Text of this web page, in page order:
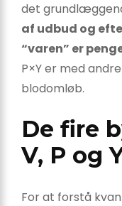
det
af udbud og
“varen” er
P×Y er med
blodomløb.
De fire
V, P og
For at forstå